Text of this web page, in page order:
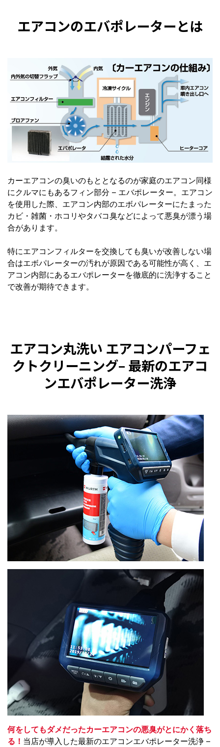
エアコンのエバポレーターとは
カーエアコンの臭いのもととなるのが家庭のエアコン同様
にクルマにもあるフィン部分 – エバポレーター。エアコン
を使用した際、エアコン内部のエボパレーターにたまった
カビ・雑菌・ホコリやタバコ臭などによって悪臭が漂う場
合があります。
特にエアコンフィルターを交換しても臭いが改善しない場
合はエボパレーターの汚れが原因である可能性が高く、エ
アコン内部にあるエバポレーターを徹底的に洗浄すること
で改善が期待できます。
エアコン丸洗い エアコンパーフェ
クトクリーニング– 最新のエアコ
ンエバポレーター洗浄
何をしてもダメだったカーエアコンの悪臭がとにかく落ち
る！ 当店が導入した最新のエアコンエバポレーター洗浄 –